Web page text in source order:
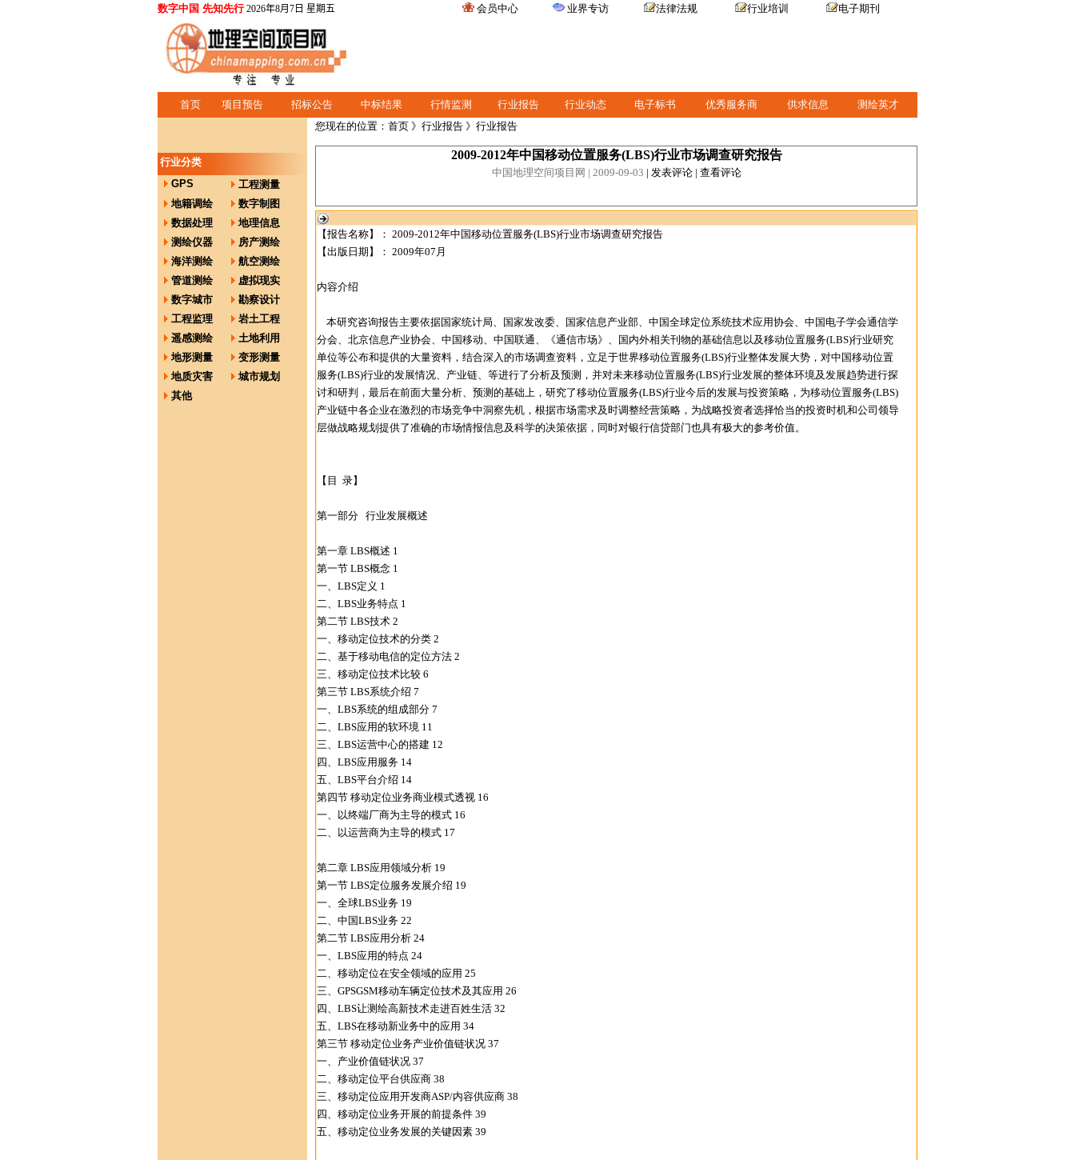
数字中国 先知先行 2026年8月7日 星期五 会员中心 业界专访 法律法规 行业培训 电子期刊
首页 项目预告 招标公告 中标结果 行情监测 行业报告 行业动态 电子标书 优秀服务商 供求信息 测绘英才
行业分类
GPS
工程测量
地籍调绘
数字制图
数据处理
地理信息
测绘仪器
房产测绘
海洋测绘
航空测绘
管道测绘
虚拟现实
数字城市
勘察设计
工程监理
岩土工程
遥感测绘
土地利用
地形测量
变形测量
地质灾害
城市规划
其他
您现在的位置： 首页 》 行业报告 》行业报告
2009-2012年中国移动位置服务(LBS)行业市场调查研究报告
中国地理空间项目网 | 2009-09-03 | 发表评论| 查看评论
【报告名称】： 2009-2012年中国移动位置服务(LBS)行业市场调查研究报告
【出版日期】： 2009年07月
内容介绍
本研究咨询报告主要依据国家统计局、国家发改委、国家信息产业部、中国全球定位系统技术应用协会、中国电子学会通信学
分会、北京信息产业协会、中国移动、中国联通、《通信市场》、国内外相关刊物的基础信息以及移动位置服务(LBS)行业研究
单位等公布和提供的大量资料，结合深入的市场调查资料，立足于世界移动位置服务(LBS)行业整体发展大势，对中国移动位置
服务(LBS)行业的发展情况、产业链、等进行了分析及预测，并对未来移动位置服务(LBS)行业发展的整体环境及发展趋势进行探
讨和研判，最后在前面大量分析、预测的基础上，研究了移动位置服务(LBS)行业今后的发展与投资策略，为移动位置服务(LBS)
产业链中各企业在激烈的市场竞争中洞察先机，根据市场需求及时调整经营策略，为战略投资者选择恰当的投资时机和公司领导
层做战略规划提供了准确的市场情报信息及科学的决策依据，同时对银行信贷部门也具有极大的参考价值。
【目 录】
第一部分 行业发展概述
第一章 LBS概述 1
第一节 LBS概念 1
一、LBS定义 1
二、LBS业务特点 1
第二节 LBS技术 2
一、移动定位技术的分类 2
二、基于移动电信的定位方法 2
三、移动定位技术比较 6
第三节 LBS系统介绍 7
一、LBS系统的组成部分 7
二、LBS应用的软环境 11
三、LBS运营中心的搭建 12
四、LBS应用服务 14
五、LBS平台介绍 14
第四节 移动定位业务商业模式透视 16
一、以终端厂商为主导的模式 16
二、以运营商为主导的模式 17
第二章 LBS应用领域分析 19
第一节 LBS定位服务发展介绍 19
一、全球LBS业务 19
二、中国LBS业务 22
第二节 LBS应用分析 24
一、LBS应用的特点 24
二、移动定位在安全领域的应用 25
三、GPSGSM移动车辆定位技术及其应用 26
四、LBS让测绘高新技术走进百姓生活 32
五、LBS在移动新业务中的应用 34
第三节 移动定位业务产业价值链状况 37
一、产业价值链状况 37
二、移动定位平台供应商 38
三、移动定位应用开发商ASP/内容供应商 38
四、移动定位业务开展的前提条件 39
五、移动定位业务发展的关键因素 39